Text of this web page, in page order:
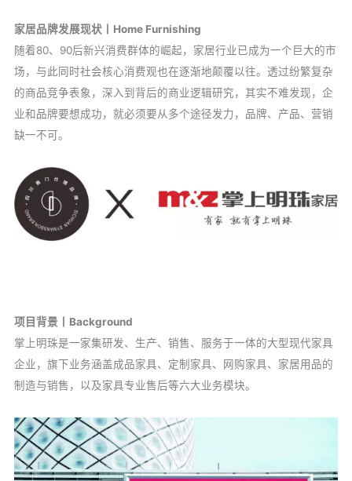
家居品牌发展现状丨Home Furnishing
随着80、90后新兴消费群体的崛起，家居行业已成为一个巨大的市
场，与此同时社会核心消费观也在逐渐地颠覆以往。透过纷繁复杂
的商品竞争表象，深入到背后的商业逻辑研究，其实不难发现，企
业和品牌要想成功，就必须要从多个途径发力，品牌、产品、营销
缺一不可。
项目背景丨Background
掌上明珠是一家集研发、生产、销售、服务于一体的大型现代家具
企业，旗下业务涵盖成品家具、定制家具、网购家具、家居用品的
制造与销售，以及家具专业售后等六大业务模块。